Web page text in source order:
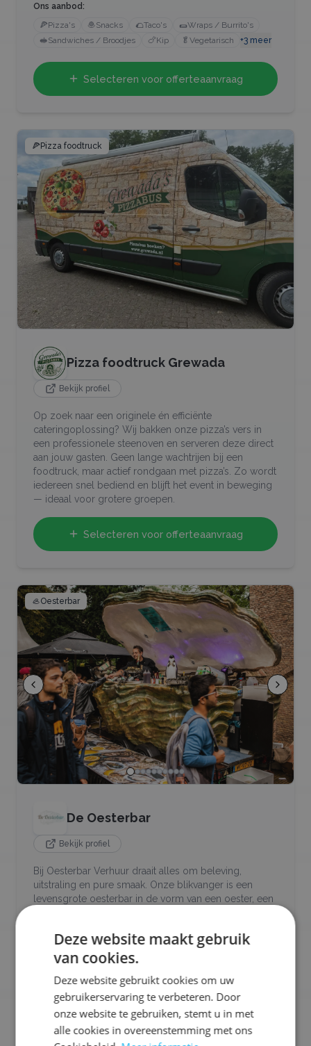
Ons aanbod:
🍕Pizza's 🧆Snacks 🌮Taco's 🌯Wraps / Burrito's
🥪Sandwiches / Broodjes 🍗Kip 🥬 Vegetarisch +3 meer
Selecteren voor offerteaanvraag
🍕Pizza foodtruck
Pizza foodtruck Grewada
Bekijk profiel
Op zoek naar een originele én efficiënte
cateringoplossing? Wij bakken onze pizza’s vers in
een professionele steenoven en serveren deze direct
aan jouw gasten. Geen lange wachtrijen bij een
foodtruck, maar actief rondgaan met pizza’s. Zo wordt
iedereen snel bediend en blijft het event in beweging
— ideaal voor grotere groepen.
Selecteren voor offerteaanvraag
🦪Oesterbar
De Oesterbar
Bekijk profiel
Bij Oesterbar Verhuur draait alles om beleving,
uitstraling en pure smaak. Onze blikvanger is een
levensgrote oesterbar in de vorm van een oester, een
bijzondere bar serveren wij dagverse oesters die live
voor uw gasten worden geopend
Ons aanbod:
Vis Oesters
Lactosevrij 🥜Notenvrij
Deze website maakt gebruik
van cookies.
Deze website gebruikt cookies om uw
gebruikerservaring te verbeteren. Door
onze website te gebruiken, stemt u in met
alle cookies in overeenstemming met ons